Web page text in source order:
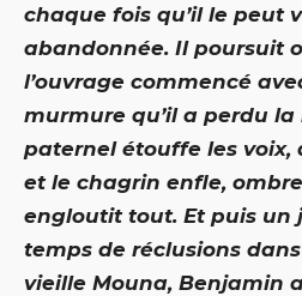
chaque fois qu’il le peut
abandonnée. Il poursuit
l’ouvrage commencé
murmure qu’il a perdu la
paternel étouffe les
et le chagrin enfle,
engloutit tout. Et puis un
temps de réclusions
vieille Mouna, Benjamin